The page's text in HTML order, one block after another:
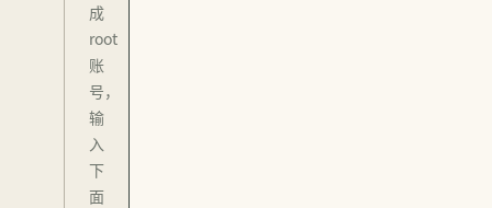
成
root
账
号，
输
入
下
面